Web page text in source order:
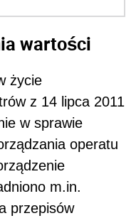
wartości
życie
z 14 lipca 2011
w sprawie
operatu
m.in.
przepisów